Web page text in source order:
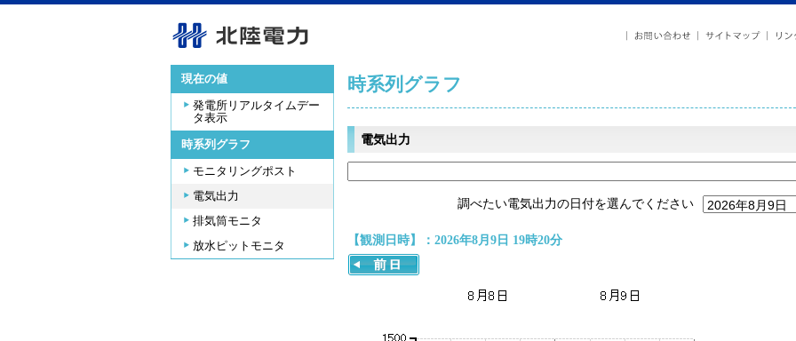
現在の値
発電所リアルタイムデー
タ表示
時系列グラフ
モニタリングポスト
電気出力
排気筒モニタ
放水ピットモニタ
時系列グラフ
電気出力
調べたい電気出力の日付を選んでください
【観測日時】：2026年8月9日 19時20分